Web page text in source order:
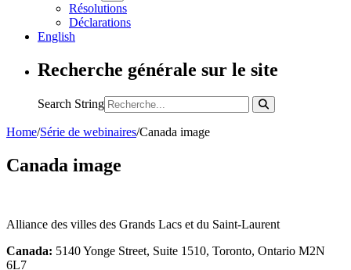
Résolutions
Déclarations
English
Recherche générale sur le site
Search String
Home/Série de webinaires/Canada image
Canada image
Alliance des villes des Grands Lacs et du Saint-Laurent
Canada: 5140 Yonge Street, Suite 1510, Toronto, Ontario M2N
6L7